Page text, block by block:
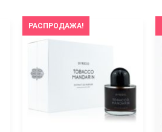
РАСПРОДАЖА!